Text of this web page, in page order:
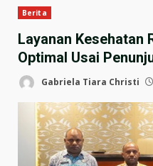
Berita
Layanan Kesehatan
Optimal Usai
Gabriela Tiara Christi